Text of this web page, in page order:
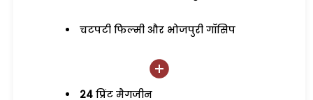
चटपटी फिल्मी और भोजपुरी गॉसिप
24 प्रिंट मैगजीन